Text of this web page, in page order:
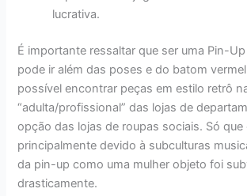
lucrativa.
É importante ressaltar que ser uma Pin-
pode ir além das poses e do batom
possível encontrar peças em estilo retrô
“adulta/profissional” das lojas de
opção das lojas de roupas sociais. Só que
principalmente devido à subculturas
da pin-up como uma mulher objeto foi
drasticamente.